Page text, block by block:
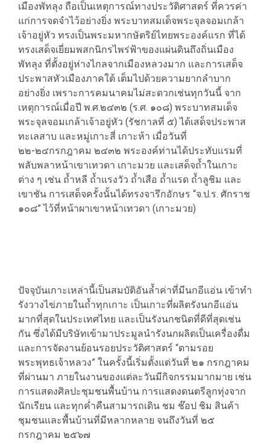
เมืองพัทลุง ถือเป็นเหตุการณ์ทางประวัติศาสตร์ ที่ควรค่า
แก่การจดจำไว้อย่างยิ่ง พระบาทสมเด็จพระจุลจอมเกล้า
เจ้าอยู่หัว ทรงเป็นพระมหากษัตริย์ไทยพระองค์แรก ที่ได้
ทรงเสด็จเยี่ยมพสกนิกรไพร่ฟ้าของแผ่นดินถึงถิ่นเมือง
พัทลุง ที่ตั้งอยู่ห่างไกลจากเมืองหลวงมาก และการเสด็จ
ประพาสหัวเมืองภาคใต้ เต็มไปด้วยความยากลำบาก
อย่างยิ่ง เพราะการคมนาคมไม่สะดวกเช่นทุกวันนี้ จาก
เหตุการณ์เมื่อปี พ.ศ.๒๔๓๒ (ร.ศ. ๑๐๘) พระบาทสมเด็จ
พระจุลจอมเกล้าเจ้าอยู่หัว (รัชกาลที่ ๕) ได้เสด็จประพาส
ทะเลสาบ และหมู่เกาะสี่ เกาะห้า เมื่อวันที่
๒๒-๒๔กรกฎาคม ๒๔๓๒ พระองค์ท่านได้ประทับแรมที่
พลับพลาหน้าเขาเทวดา เกาะมวย และเสด็จถ้ำในเกาะ
ต่าง ๆ เช่น ถ้ำหลี ถ้ำแรงวัว ถ้ำเสือ ถ้ำแรด ถ้ำลูชิม และ
เขาชัน การเสด็จครั้งนั้นได้ทรงจารึกอักษร “จ.ป.ร. ศักราช
๑๐๘” ไว้ที่หน้าผาเขาหน้าเทวดา (เกาะมวย)
ปัจจุบันเกาะเหล่านี้เป็นสมบัติอันล้ำค่าที่มีนกอีแอ่น เข้าทำ
รังวางไข่ภายในถ้ำทุกเกาะ เป็นเกาะที่ผลิตรังนกอีแอ่น
มากที่สุดในประเทศไทย และเป็นรังนกชนิดที่ดีที่สุดเช่น
กัน ซึ่งได้มีบริษัทเข้ามาประมูลนำรังนกผลิตเป็นเครื่องดื่ม
และการจัดงานย้อนรอยประวัติศาสตร์ “ตามรอย
พระพุทธเจ้าหลวง” ในครั้งนี้เริ่มตั้งแต่วันที่ ๒๑ กรกฎาคม
ที่ผ่านมา ภายในงานของแต่ละวันมีกิจกรรมมากมาย เช่น
การแสดงศิลปะชุมชนพื้นบ้าน การแสดงดนตรีลูกทุ่งจาก
นักเรียน และทุกค่ำคืนสามารถเดิน ชม ช๊อป ชิม สินค้า
ชุมชนและพื้นบ้านที่มีหลากหลาย จนถึงวันที่ ๒๕
กรกฎาคม ๒๕๖๗